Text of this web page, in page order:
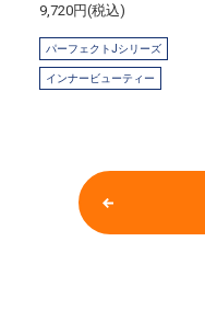
9,720円(税込)
パーフェクトJシリーズ
インナービューティー